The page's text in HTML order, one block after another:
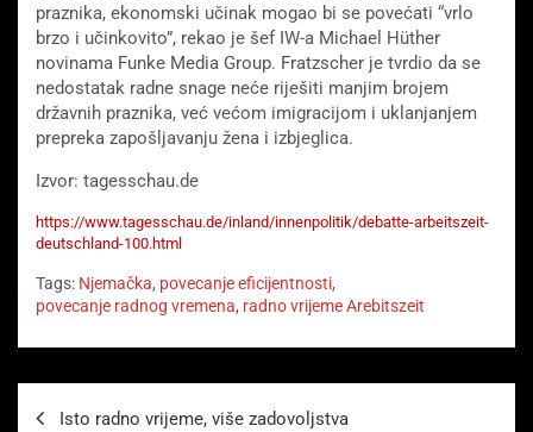
praznika, ekonomski učinak mogao bi se povećati “vrlo
brzo i učinkovito”, rekao je šef IW-a Michael Hüther
novinama Funke Media Group. Fratzscher je tvrdio da se
nedostatak radne snage neće riješiti manjim brojem
državnih praznika, već većom imigracijom i uklanjanjem
prepreka zapošljavanju žena i izbjeglica.
Izvor: tagesschau.de
https://www.tagesschau.de/inland/innenpolitik/debatte-arbeitszeit-
deutschland-100.html
Tags: Njemačka, povecanje eficijentnosti,
povecanje radnog vremena, radno vrijeme Arebitszeit
Isto radno vrijeme, više zadovoljstva